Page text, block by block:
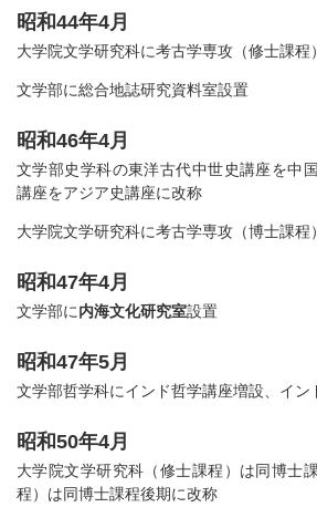
昭和44年4月
大学院文学研究科に考古学専攻（修士課程
文学部に総合地誌研究資料室設置
昭和46年4月
文学部史学科の東洋古代中世史講座を中
講座をアジア史講座に改称
大学院文学研究科に考古学専攻（博士課程
昭和47年4月
文学部に内海文化研究室設置
昭和47年5月
文学部哲学科にインド哲学講座増設、イン
昭和50年4月
大学院文学研究科（修士課程）は同博士
程）は同博士課程後期に改称